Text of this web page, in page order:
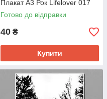
Плакат А3 Рок Lifelover 017
Готово до відправки
40 ₴
Купити